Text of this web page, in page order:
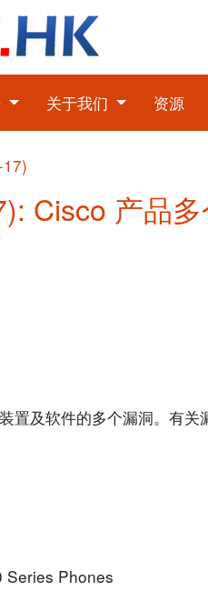
关于我们 资源
Cisco 产品
置及软件的多个漏洞。有
Series Phones